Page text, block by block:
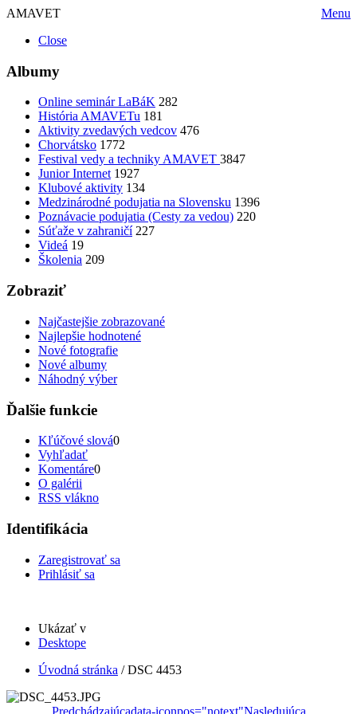
AMAVET
Menu
Close
Albumy
Online seminár LaBáK 282
História AMAVETu 181
Aktivity zvedavých vedcov 476
Chorvátsko 1772
Festival vedy a techniky AMAVET 3847
Junior Internet 1927
Klubové aktivity 134
Medzinárodné podujatia na Slovensku 1396
Poznávacie podujatia (Cesty za vedou) 220
Súťaže v zahraničí 227
Videá 19
Školenia 209
Zobraziť
Najčastejšie zobrazované
Najlepšie hodnotené
Nové fotografie
Nové albumy
Náhodný výber
Ďalšie funkcie
Kľúčové slová0
Vyhľadať
Komentáre0
O galérii
RSS vlákno
Identifikácia
Zaregistrovať sa
Prihlásiť sa
Ukázať v
Desktope
Úvodná stránka /DSC 4453
Predchádzajúcadata-iconpos="notext"Nasledujúca